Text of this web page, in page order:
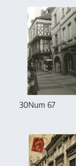
30Num 67